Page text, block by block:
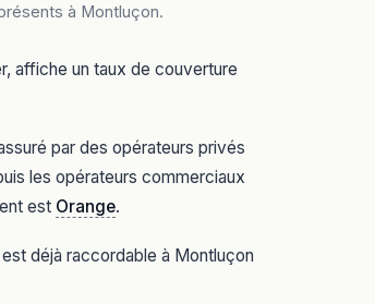
à Montluçon.
affiche un taux de couverture
par des opérateurs privés
les opérateurs commerciaux
est Orange.
déjà raccordable à Montluçon